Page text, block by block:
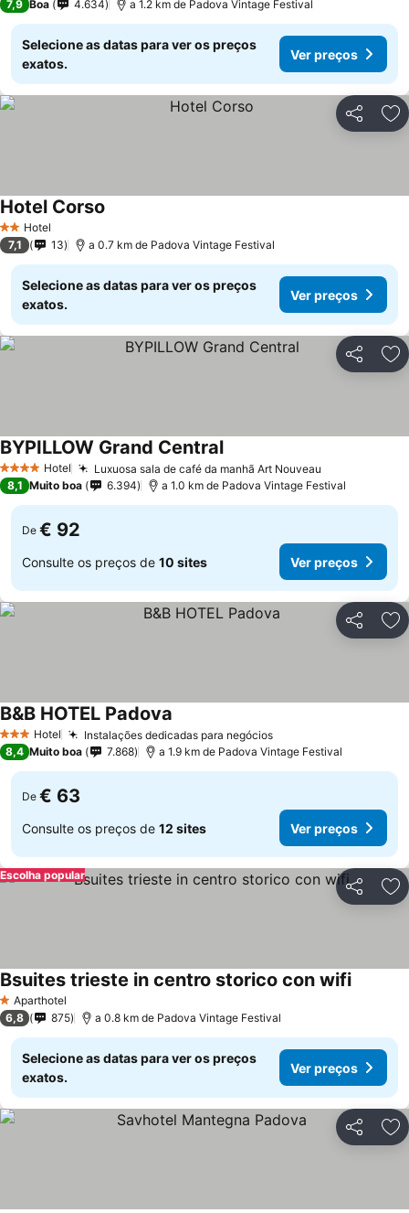
7,9 Boa 4.634 a 1.2 km de Padova Vintage Festival
Selecione as datas para ver os preços
exatos.
Ver preços
Partilhar
2 Estrelas
Hotel
Hotel Corso
7,1 13 a 0.7 km de Padova Vintage Festival
Selecione as datas para ver os preços
exatos.
Ver preços
Partilhar
4 EstrelasHotel Luxuosa sala de café da manhã Art Nouveau
BYPILLOW Grand Central
8,1 Muito boa 6.394 a 1.0 km de Padova Vintage Festival
De € 92
Consulte os preços de 10 sites Ver preços
Partilhar
3 EstrelasHotel Instalações dedicadas para negócios
B&B HOTEL Padova
8,4 Muito boa 7.868 a 1.9 km de Padova Vintage Festival
De € 63
Consulte os preços de 12 sites Ver preços
Partilhar
Escolha popular
1 Estrelas
Aparthotel
Bsuites trieste in centro storico con wifi
6,8 875 a 0.8 km de Padova Vintage Festival
Selecione as datas para ver os preços
exatos.
Ver preços
Partilhar